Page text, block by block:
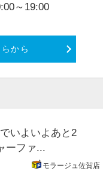
～19:00
から
いよいよあと2
ーファ...
モラージュ佐賀店